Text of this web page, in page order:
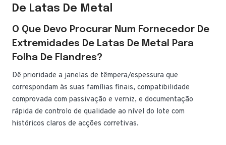
De Latas De Metal
O Que Devo Procurar Num Fornecedor De
Extremidades De Latas De Metal Para
Folha De Flandres?
Dê prioridade a janelas de têmpera/espessura que
correspondam às suas famílias finais, compatibilidade
comprovada com passivação e verniz, e documentação
rápida de controlo de qualidade ao nível do lote com
históricos claros de acções corretivas.